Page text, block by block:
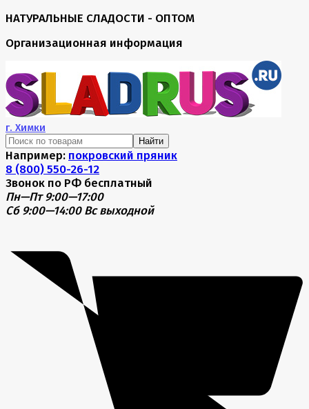
НАТУРАЛЬНЫЕ СЛАДОСТИ - ОПТОМ
Организационная информация
г. Химки
Найти
Например: покровский пряник
8 (800) 550-26-12
Звонок по РФ бесплатный
Пн—Пт 9:00—17:00
Сб 9:00—14:00 Вс выходной